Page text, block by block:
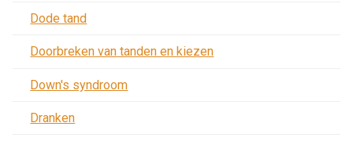
Dode tand
Doorbreken van tanden en kiezen
Down's syndroom
Dranken